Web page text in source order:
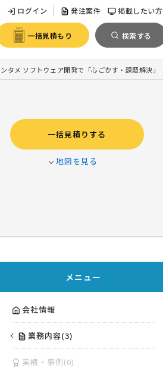
ログイン 発注案件 掲載したい方
一括見積もり 検索する
ンタメ ソフトウェア開発で「心ごかす・課題解決」
一括見積りする
地図を見る
メニュー
会社情報
業務内容(3)
実績・事例(0)